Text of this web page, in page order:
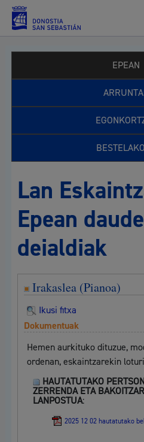
EPEAN
Lan
Epean
deialdiak
Irakaslea (Pianoa)
Ikusi fitxa
Dokumentuak
Hemen aurkituko dituzue,
ordenan, eskaintzarekin
HAUTATUTAKO
ZERRENDA ETA
LANPOSTUA:
2025 12 02 hautatutako